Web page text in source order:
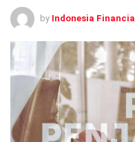
by Indonesia